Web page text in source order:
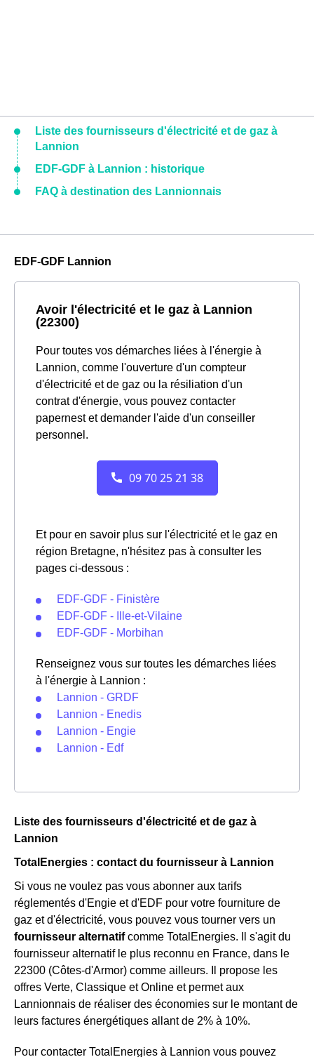
Liste des fournisseurs d'électricité et de gaz à
Lannion
EDF-GDF à Lannion : historique
FAQ à destination des Lannionnais
EDF-GDF Lannion
Avoir l'électricité et le gaz à Lannion
(22300)
Pour toutes vos démarches liées à l'énergie à
Lannion, comme l'ouverture d'un compteur
d'électricité et de gaz ou la résiliation d'un
contrat d'énergie, vous pouvez contacter
papernest et demander l'aide d'un conseiller
personnel.
Et pour en savoir plus sur l'électricité et le gaz en
région Bretagne, n'hésitez pas à consulter les
pages ci-dessous :
EDF-GDF - Finistère
EDF-GDF - Ille-et-Vilaine
EDF-GDF - Morbihan
Renseignez vous sur toutes les démarches liées
à l'énergie à Lannion :
Lannion - GRDF
Lannion - Enedis
Lannion - Engie
Lannion - Edf
Liste des fournisseurs d'électricité et de gaz à
Lannion
TotalEnergies : contact du fournisseur à Lannion
Si vous ne voulez pas vous abonner aux tarifs
réglementés d'Engie et d'EDF pour votre fourniture de
gaz et d'électricité, vous pouvez vous tourner vers un
fournisseur alternatifcomme TotalEnergies. Il s'agit du
fournisseur alternatif le plus reconnu en France, dans le
22300 (Côtes-d'Armor) comme ailleurs. Il propose les
offres Verte, Classique et Online et permet aux
Lannionnais de réaliser des économies sur le montant de
leurs factures énergétiques allant de 2% à 10%.
Pour contacter TotalEnergies à Lannion vous pouvez